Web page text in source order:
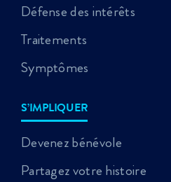
Défense des intérêts
Traitements
Symptômes
S’IMPLIQUER
Devenez bénévole
Partagez votre histoire